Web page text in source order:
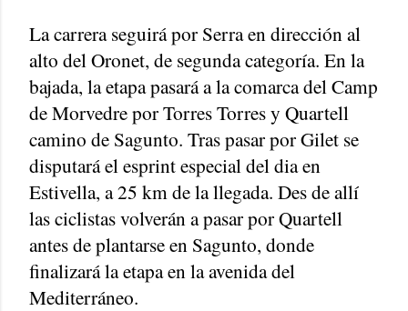
La carrera seguirá por Serra en dirección al
alto del Oronet, de segunda categoría. En la
bajada, la etapa pasará a la comarca del Camp
de Morvedre por Torres Torres y Quartell
camino de Sagunto. Tras pasar por Gilet se
disputará el esprint especial del dia en
Estivella, a 25 km de la llegada. Des de allí
las ciclistas volverán a pasar por Quartell
antes de plantarse en Sagunto, donde
finalizará la etapa en la avenida del
Mediterráneo.